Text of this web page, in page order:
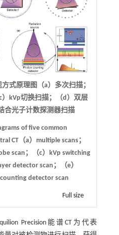
式原理图（a）多次扫描；
）kVp切换扫描；（d）双层
合光子计数探测器扫描
of five common
CT（a）multiple scans；
scan；（c）kVp switching
detector scan；（e）
detector scan
Full size
Precision能谱CT为代表